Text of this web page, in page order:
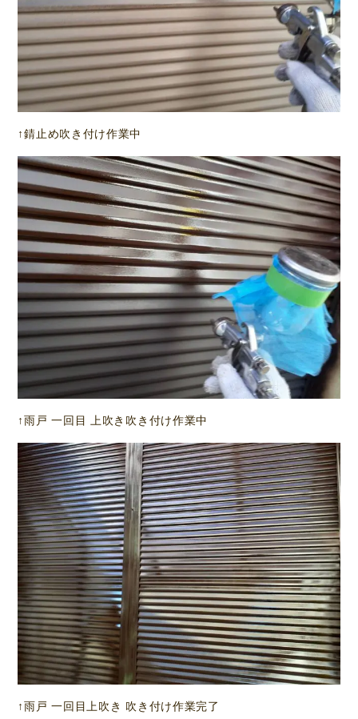
↑錆止め吹き付け作業中
↑雨戸 一回目 上吹き吹き付け作業中
↑雨戸 一回目上吹き 吹き付け作業完了